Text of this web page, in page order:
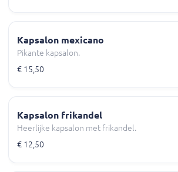
Kapsalon mexicano
Pikante kapsalon.
€ 15,50
Kapsalon frikandel
Heerlijke kapsalon met frikandel.
€ 12,50